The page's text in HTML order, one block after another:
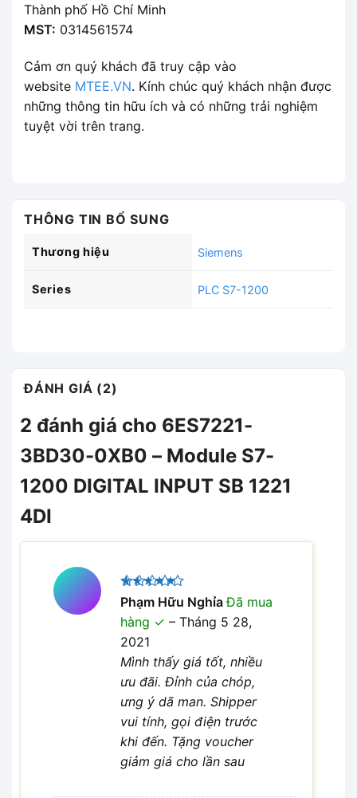
Thành phố Hồ Chí Minh
MST: 0314561574
Cảm ơn quý khách đã truy cập vào
website MTEE.VN. Kính chúc quý khách nhận được
những thông tin hữu ích và có những trải nghiệm
tuyệt vời trên trang.
THÔNG TIN BỔ SUNG
Thương hiệu Siemens
Series PLC S7-1200
ĐÁNH GIÁ (2)
2 đánh giá cho 6ES7221-
3BD30-0XB0 – Module S7-
1200 DIGITAL INPUT SB 1221
4DI
Được xếp
hạng
sao
Phạm Hữu NghỉaĐã mua
hàng
– Tháng 5 28,
2021
Mình thấy giá tốt, nhiều
ưu đãi. Đỉnh của chóp,
ưng ý dã man. Shipper
vui tính, gọi điện trước
khi đến. Tặng voucher
giảm giá cho lần sau